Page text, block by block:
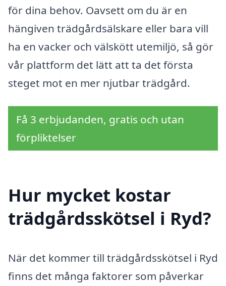
för dina behov. Oavsett om du är en
hängiven trädgårdsälskare eller bara vill
ha en vacker och välskött utemiljö, så gör
vår plattform det lätt att ta det första
steget mot en mer njutbar trädgård.
Få 3 erbjudanden, gratis och utan
förpliktelser
Hur mycket kostar
trädgårdsskötsel i Ryd?
När det kommer till trädgårdsskötsel i Ryd
finns det många faktorer som påverkar